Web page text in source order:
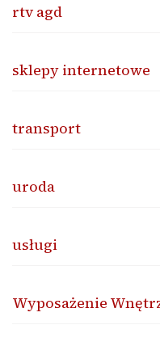
rtv agd
sklepy internetowe
transport
uroda
usługi
Wyposażenie